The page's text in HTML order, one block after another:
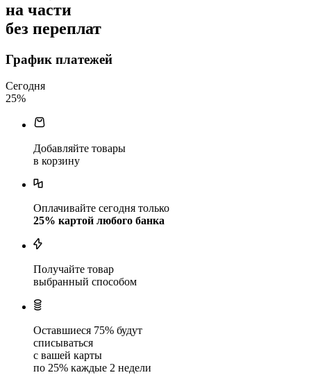
на части
без переплат
График платежей
Сегодня
25%
Добавляйте товары
в корзину
Оплачивайте сегодня только
25% картой любого банка
Получайте товар
выбранный способом
Оставшиеся 75% будут
списываться
с вашей карты
по 25% каждые 2 недели